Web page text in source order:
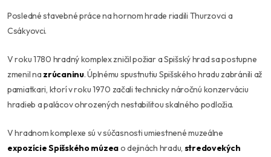
Posledné stavebné práce na hornom hrade riadili Thurzovci a
Csákyovci.
V roku 1780 hradný komplex zničil požiar a Spišský hrad sa postupne
zmenil na zrúcaninu. Úplnému spustnutiu Spišského hradu zabránili až
pamiatkari, ktorí v roku 1970 začali technicky náročnú konzerváciu
hradieb a palácov ohrozených nestabilitou skalného podložia.
V hradnom komplexe sú v súčasnosti umiestnené muzeálne
expozície Spišského múzeao dejinách hradu, stredovekých